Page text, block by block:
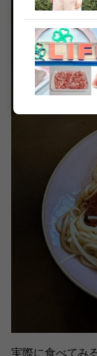
実際に食べてみ